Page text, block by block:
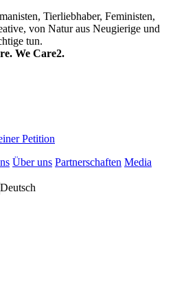
Tierliebhaber, Feministen,
von Natur aus Neugierige und
tun.
We Care2.
Petition
Über uns Partnerschaften Media
Deutsch